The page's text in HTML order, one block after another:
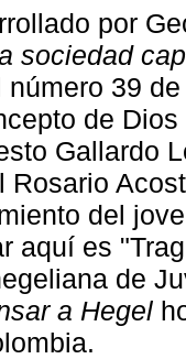
por
sociedad
número 39
de
Gallardo
Rosario
del
aquí es
de
a Hegel